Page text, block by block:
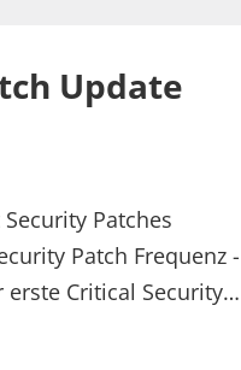
Update
Patches
Patch Frequenz -
erste Critical Security…